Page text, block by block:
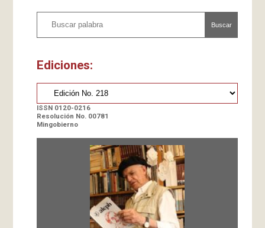
Buscar
Ediciones:
ISSN 0120-0216
Resolución No. 00781
Mingobierno